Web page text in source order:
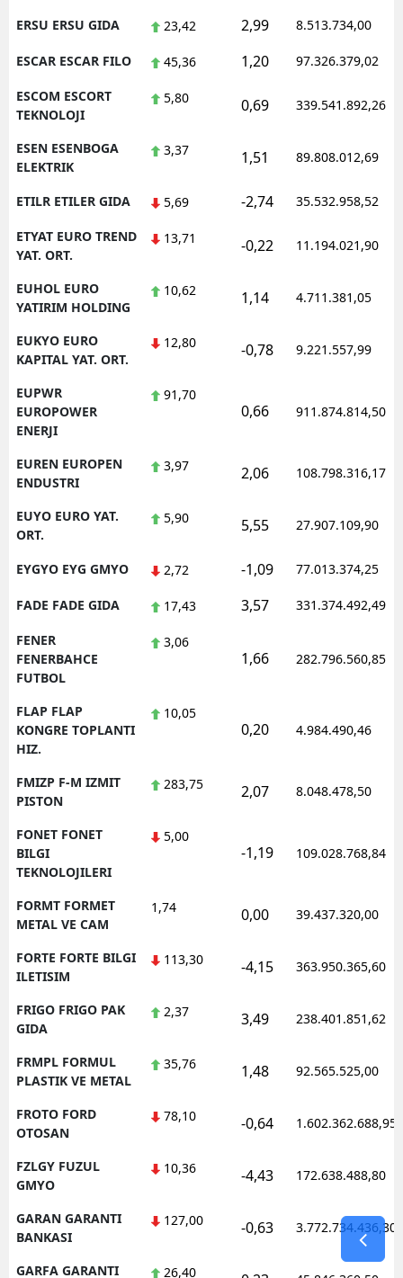
ERSU ERSU GIDA 23,42 2,99 8.513.734,00
ESCAR ESCAR FILO 45,36 1,20 97.326.379,02
ESCOM ESCORT
TEKNOLOJI
5,80 0,69 339.541.892,26
ESEN ESENBOGA
ELEKTRIK
3,37 1,51 89.808.012,69
ETILR ETILER GIDA 5,69 -2,74 35.532.958,52
ETYAT EURO TREND
YAT. ORT.
13,71 -0,22 11.194.021,90
EUHOL EURO
YATIRIM HOLDING
10,62 1,14 4.711.381,05
EUKYO EURO
KAPITAL YAT. ORT.
12,80 -0,78 9.221.557,99
EUPWR
EUROPOWER
ENERJI
91,70
0,66 911.874.814,50
EUREN EUROPEN
ENDUSTRI
3,97 2,06 108.798.316,17
EUYO EURO YAT.
ORT.
5,90 5,55 27.907.109,90
EYGYO EYG GMYO 2,72 -1,09 77.013.374,25
FADE FADE GIDA 17,43 3,57 331.374.492,49
FENER
FENERBAHCE
FUTBOL
3,06
1,66 282.796.560,85
FLAP FLAP
KONGRE TOPLANTI
HIZ.
10,05
0,20 4.984.490,46
FMIZP F-M IZMIT
PISTON
283,75 2,07 8.048.478,50
FONET FONET
BILGI
TEKNOLOJILERI
5,00
-1,19 109.028.768,84
FORMT FORMET
METAL VE CAM
1,74 0,00 39.437.320,00
FORTE FORTE BILGI
ILETISIM
113,30 -4,15 363.950.365,60
FRIGO FRIGO PAK
GIDA
2,37 3,49 238.401.851,62
FRMPL FORMUL
PLASTIK VE METAL
35,76 1,48 92.565.525,00
FROTO FORD
OTOSAN
78,10 -0,64 1.602.362.688,95
FZLGY FUZUL
GMYO
10,36 -4,43 172.638.488,80
GARAN GARANTI
BANKASI
127,00 -0,63 3.772.734.436,30
GARFA GARANTI 26,40